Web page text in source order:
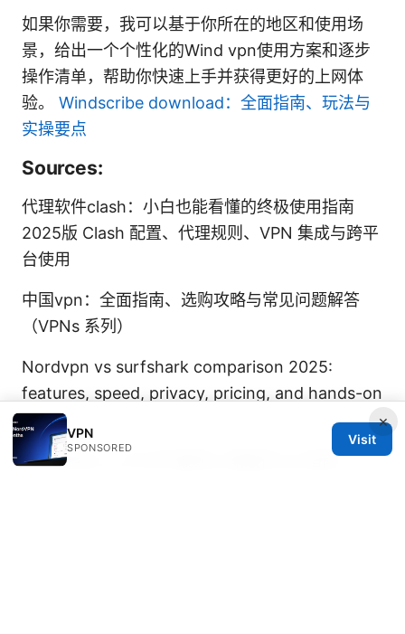
如果你需要，我可以基于你所在的地区和使用场
景，给出一个个性化的Wind vpn使用方案和逐步
操作清单，帮助你快速上手并获得更好的上网体
验。 Windscribe download：全面指南、玩法与
实操要点
Sources:
代理软件clash：小白也能看懂的终极使用指南
2025版 Clash 配置、代理规则、VPN 集成与跨平
台使用
中国vpn：全面指南、选购攻略与常见问题解答
（VPNs 系列）
Nordvpn vs surfshark comparison 2025:
features, speed, privacy, pricing, and hands-on
verdict
Vpn推荐pc：2026年最新pc端最佳vpn指南
×
VPN
SPONSORED
Visit